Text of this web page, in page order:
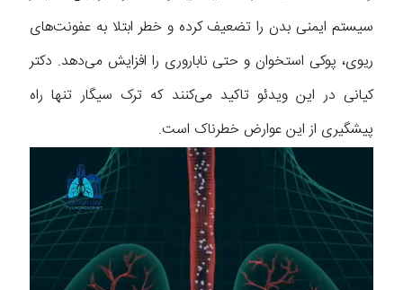
سیستم ایمنی بدن را تضعیف کرده و خطر ابتلا به عفونت‌های
ریوی، پوکی استخوان و حتی ناباروری را افزایش می‌دهد. دکتر
کیانی در این ویدئو تاکید می‌کنند که ترک سیگار تنها راه
پیشگیری از این عوارض خطرناک است.